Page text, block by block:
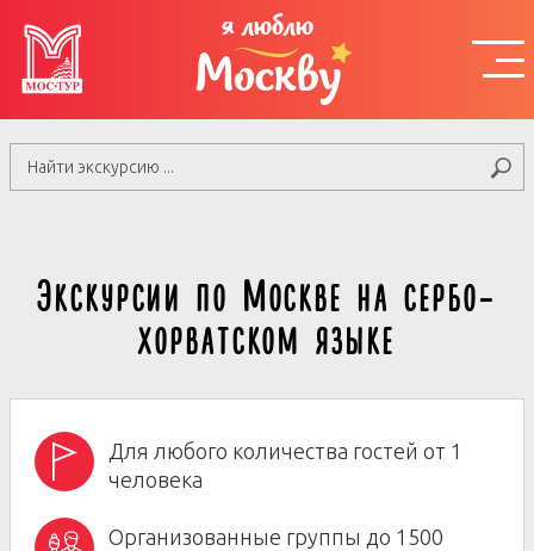
я люблю
Москву
Экскурсии по Москве на сербо-
хорватском языке
Для любого количества гостей от 1
человека
Организованные группы до 1500